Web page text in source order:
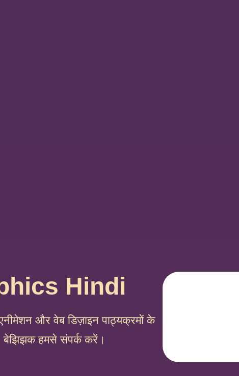
Hindi
एनीमेशन और वेब डिज़ाइन पाठ्यक्रमों के
बेझिझक हमसे संपर्क करें।